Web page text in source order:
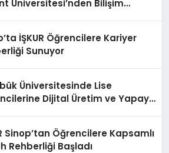
Üniversitesi’nden Bilişim
İŞKUR Öğrencilere Kariyer
Sunuyor
Üniversitesinde Lise
Dijital Üretim ve Yapay
Sinop’tan Öğrencilere Kapsamlı
Rehberliği Başladı